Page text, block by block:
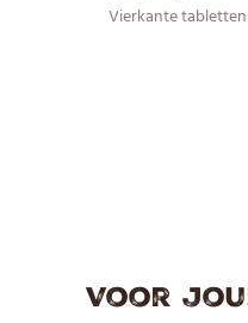
Vierkante tabletten
Voor